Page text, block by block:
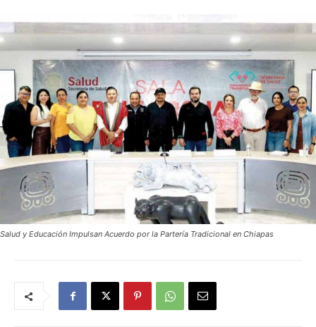
Salud y Educación Impulsan Acuerdo por la Partería Tradicional en Chiapas